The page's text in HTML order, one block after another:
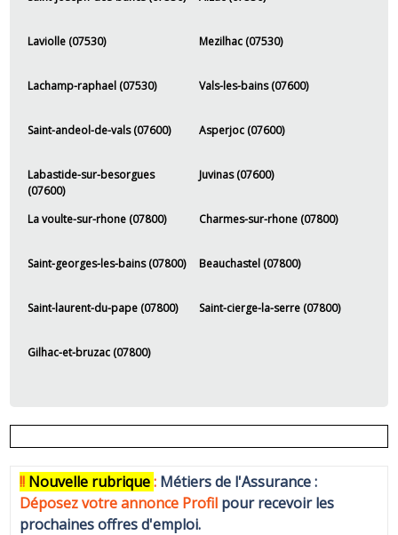
Laviolle (07530) Mezilhac (07530)
Lachamp-raphael (07530) Vals-les-bains (07600)
Saint-andeol-de-vals (07600) Asperjoc (07600)
Labastide-sur-besorgues
(07600)
Juvinas (07600)
La voulte-sur-rhone (07800) Charmes-sur-rhone (07800)
Saint-georges-les-bains (07800) Beauchastel (07800)
Saint-laurent-du-pape (07800) Saint-cierge-la-serre (07800)
Gilhac-et-bruzac (07800)
!! Nouvelle rubrique: Métiers de l'Assurance :
Déposez votre annonce Profil pour recevoir les
prochaines offres d'emploi.